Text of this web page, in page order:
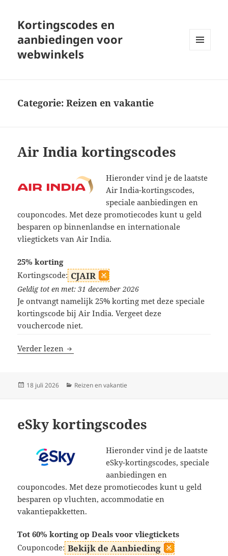
Kortingscodes en
aanbiedingen voor
webwinkels
Categorie:Reizen en vakantie
Air India kortingscodes
Hieronder vind je de laatste
Air India-kortingscodes,
speciale aanbiedingen en
couponcodes. Met deze promotiecodes kunt u geld
besparen op binnenlandse en internationale
vliegtickets van Air India.
25% korting
Kortingscode: CJAIR
Geldig tot en met: 31 december 2026
Je ontvangt namelijk 25% korting met deze speciale
kortingscode bij Air India. Vergeet deze
vouchercode niet.
Verder lezen Air India kortingscodes
Geplaatst
18 juli 2026 Categorieën
Reizen en vakantie
eSky kortingscodes
Hieronder vind je de laatste
eSky-kortingscodes, speciale
aanbiedingen en
couponcodes. Met deze promotiecodes kunt u geld
besparen op vluchten, accommodatie en
vakantiepakketten.
Tot 60% korting op Deals voor vliegtickets
Couponcode: Bekijk de Aanbieding